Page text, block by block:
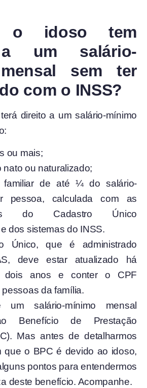
o idoso tem
um salário-
sem ter
com o INSS?
direito a um salário-mínimo
ou mais;
nato ou naturalizado;
familiar de até ¼ do salário-
pessoa, calculada com as
do Cadastro Único
dos sistemas do INSS.
Único, que é administrado
deve estar atualizado há
dois anos e conter o CPF
da família.
salário-mínimo mensal
Benefício de Prestação
Mas antes de detalharmos
que o BPC é devido ao idoso,
pontos para entendermos
deste benefício. Acompanhe.